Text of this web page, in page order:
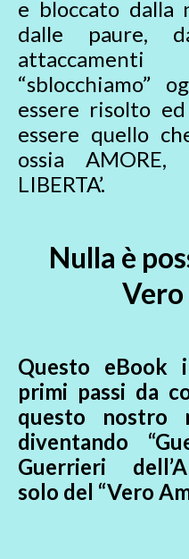
e bloccato dalla
dalle paure,
“sblocchiamo”
essere risolto
essere quello
ossia AMORE,
LIBERTA’.
Nulla è
Questo eBook
primi passi da
questo nostro
diventando
Guerrieri
solo del “Vero